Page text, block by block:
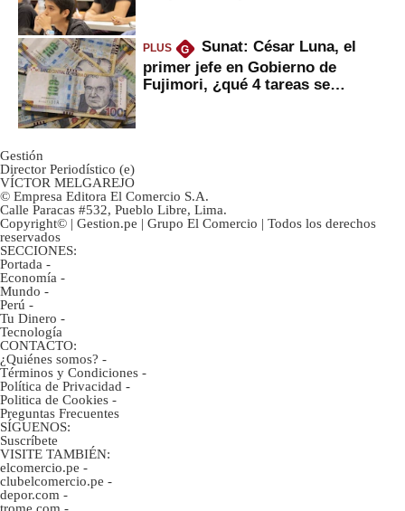
PLUS G
Sunat: César Luna, el
primer jefe en Gobierno de
Fujimori, ¿qué 4 tareas se
Gestión
Director Periodístico (e)
VÍCTOR MELGAREJO
© Empresa Editora El Comercio S.A.
Calle Paracas #532, Pueblo Libre, Lima.
Copyright© | Gestion.pe | Grupo El Comercio | Todos los derechos
reservados
SECCIONES:
Portada -
Economía -
Mundo -
Perú -
Tu Dinero -
Tecnología
CONTACTO:
¿Quiénes somos? -
Términos y Condiciones -
Política de Privacidad -
Politica de Cookies -
Preguntas Frecuentes
SÍGUENOS:
Suscríbete
VISITE TAMBIÉN:
elcomercio.pe -
clubelcomercio.pe -
depor.com -